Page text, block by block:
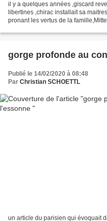
il y a quelques années ,giscard
libertines ,chirac installait sa
pronant les vertus de la
gorge profonde au
Publié le 14/02/2020 à 08:48
Par Christian SCHOETTL
un article du parisien qui évoquait